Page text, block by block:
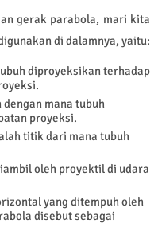
gerak parabola, mari kita
di dalamnya, yaitu:
diproyeksikan terhadap
mana tubuh
proyeksi.
titik dari mana tubuh
oleh proyektil di udara
yang ditempuh oleh
disebut sebagai